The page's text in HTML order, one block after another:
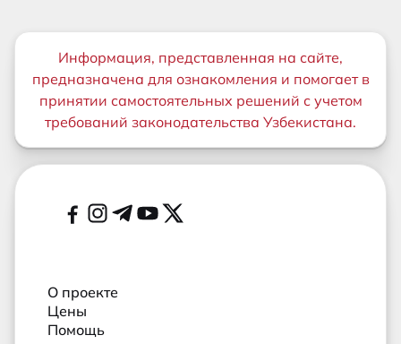
Важная информация
Информация, представленная на сайте,
предназначена для ознакомления и помогает в
принятии самостоятельных решений с учетом
требований законодательства Узбекистана.
Дополнительные ссылки
Социальные сети
О проекте
Цены
Помощь